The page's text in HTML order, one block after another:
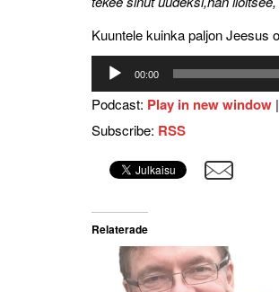
Kuuntele kuinka paljon Jeesus
Äänitoistin
00:00
Podcast: Play in new window |
Subscribe: RSS
Relaterade